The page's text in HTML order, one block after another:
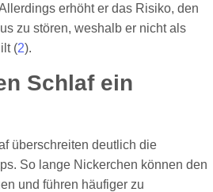
erhöht er das Risiko, den
zu stören, weshalb er nicht als
(2).
Schlaf ein
überschreiten deutlich die
So lange Nickerchen können den
und führen häufiger zu